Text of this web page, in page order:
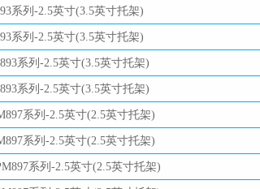
系列-2.5英寸(3.5英寸托架)
系列-2.5英寸(3.5英寸托架)
系列-2.5英寸(3.5英寸托架)
系列-2.5英寸(3.5英寸托架)
系列-2.5英寸(2.5英寸托架)
系列-2.5英寸(2.5英寸托架)
系列-2.5英寸(2.5英寸托架)